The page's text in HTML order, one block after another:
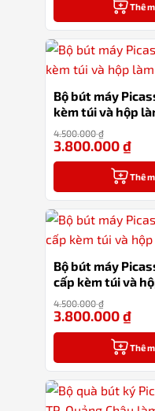
Bộ bút máy
kèm túi và hộp
4.500.000₫
3.800.000₫
Bộ bút máy
cấp kèm túi và
4.500.000₫
3.800.000₫